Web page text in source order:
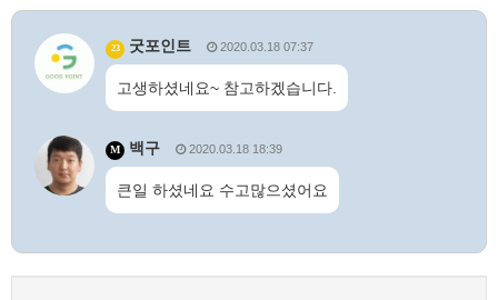
23 굿포인트 2020.03.18 07:37
고생하셨네요~ 참고하겠습니다.
M 백구 2020.03.18 18:39
큰일 하셨네요 수고많으셨어요